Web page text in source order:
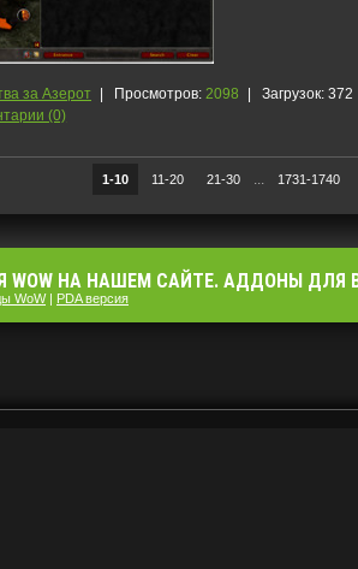
за Азерот | Просмотров: 2098 | Загрузок: 372
(0)
1-10 11-20 21-30 ... 1731-1740
WOW НА НАШЕМ САЙТЕ. АДДОНЫ ДЛЯ
WoW| PDA версия